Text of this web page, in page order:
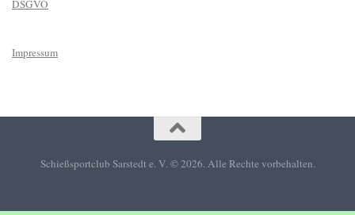
DSGVO
Impressum
Schießsportclub Sarstedt e. V. © 2026. Alle Rechte vorbehalten.